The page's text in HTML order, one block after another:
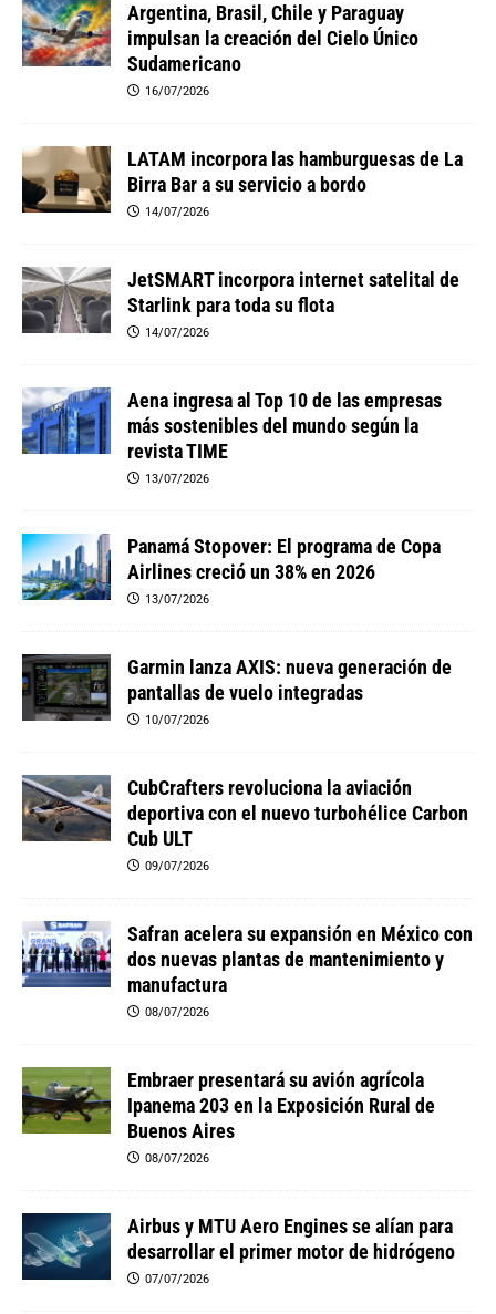
Argentina, Brasil, Chile y Paraguay
impulsan la creación del Cielo Único
Sudamericano
16/07/2026
LATAM incorpora las hamburguesas de La
Birra Bar a su servicio a bordo
14/07/2026
JetSMART incorpora internet satelital de
Starlink para toda su flota
14/07/2026
Aena ingresa al Top 10 de las empresas
más sostenibles del mundo según la
revista TIME
13/07/2026
Panamá Stopover: El programa de Copa
Airlines creció un 38% en 2026
13/07/2026
Garmin lanza AXIS: nueva generación de
pantallas de vuelo integradas
10/07/2026
CubCrafters revoluciona la aviación
deportiva con el nuevo turbohélice Carbon
Cub ULT
09/07/2026
Safran acelera su expansión en México con
dos nuevas plantas de mantenimiento y
manufactura
08/07/2026
Embraer presentará su avión agrícola
Ipanema 203 en la Exposición Rural de
Buenos Aires
08/07/2026
Airbus y MTU Aero Engines se alían para
desarrollar el primer motor de hidrógeno
07/07/2026